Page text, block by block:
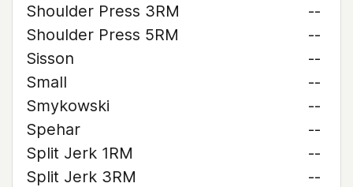
Shoulder Press 3RM
--
Shoulder Press 5RM
--
Sisson
--
Small
--
Smykowski
--
Spehar
--
Split Jerk 1RM
--
Split Jerk 3RM
--